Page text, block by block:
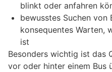
blinkt oder anfahren
bewusstes Suchen
konsequentes Warten,
ist
Besonders wichtig ist das
vor oder hinter einem Bus